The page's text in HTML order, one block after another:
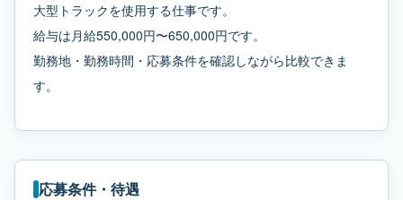
大型トラックを使用する仕事です。
給与は月給550,000円〜650,000円です。
勤務地・勤務時間・応募条件を確認しながら比較できま
す。
応募条件・待遇